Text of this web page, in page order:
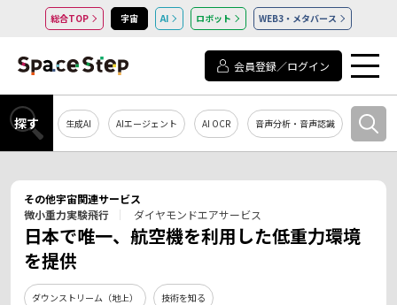
総合TOP 宇宙 AI ロボット WEB3・メタバース
会員登録／ログイン
探す 生成AI AIエージェント AI OCR 音声分析・音声認識 教育・
その他宇宙関連サービス
微小重力実験飛行
ダイヤモンドエアサービス
日本で唯一、航空機を利用した低重力環境
を提供
ダウンストリーム（地上） 技術を知る